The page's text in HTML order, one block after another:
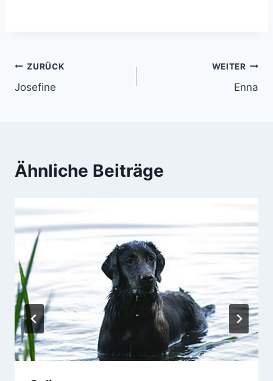
Beitragsnavigation
ZURÜCK
Josefine
WEITER
Enna
Ähnliche Beiträge